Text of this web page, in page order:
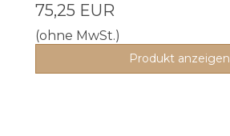
75,25 EUR
(ohne MwSt.)
Produkt anzeigen